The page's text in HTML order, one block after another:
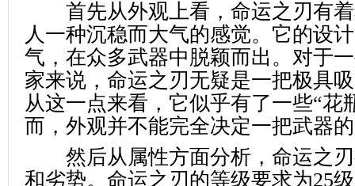
首先从外观上看，命运之刃有着
人一种沉稳而大气的感觉。它的设
气，在众多武器中脱颖而出。对于
家来说，命运之刃无疑是一把极具
从这一点来看，它似乎有了一些“花
而，外观并不能完全决定一把武器
然后从属性方面分析，命运之刃
和劣势。命运之刃的等级要求为25